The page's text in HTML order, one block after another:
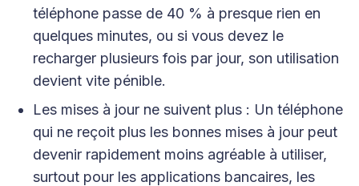
téléphone passe de 40 % à presque rien en
quelques minutes, ou si vous devez le
recharger plusieurs fois par jour, son utilisation
devient vite pénible.
Les mises à jour ne suivent plus : Un téléphone
qui ne reçoit plus les bonnes mises à jour peut
devenir rapidement moins agréable à utiliser,
surtout pour les applications bancaires, les